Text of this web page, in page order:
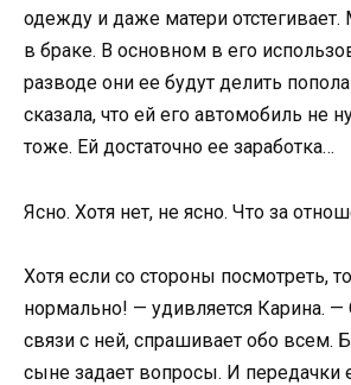
одежду и даже матери
в браке. В основном в его
разводе они ее будут делить
сказала, что ей его автомобиль не
тоже. Ей достаточно ее заработка…
Ясно. Хотя нет, не ясно. Что за
Хотя если со стороны посмотреть,
нормально! — удивляется Карина. —
связи с ней, спрашивает обо всем.
сыне задает вопросы. И передачки